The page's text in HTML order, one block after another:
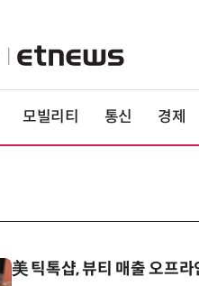
모빌리티 통신 경제
美 틱톡샵, 뷰티 매출 오프